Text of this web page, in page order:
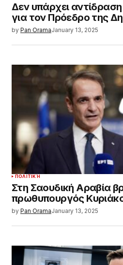
Δεν υπάρχει
για τον Πρόεδρο της
by Pan OramaJanuary 13, 2025
ΠΟΛΙΤΙΚΉ
Στη Σαουδική Αραβία
πρωθυπουργός
by Pan OramaJanuary 13, 2025